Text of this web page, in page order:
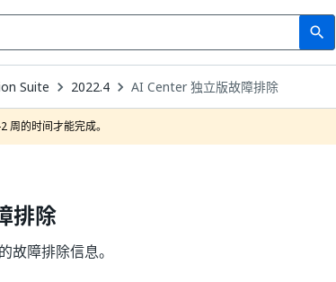
search
Search
Suite 2022.4 AI Center 独立版故障排除
周的时间才能完成。
排除
障排除信息。